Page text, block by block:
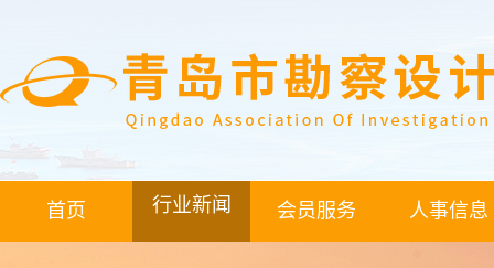
首页 行业新闻 会员服务 人事信息